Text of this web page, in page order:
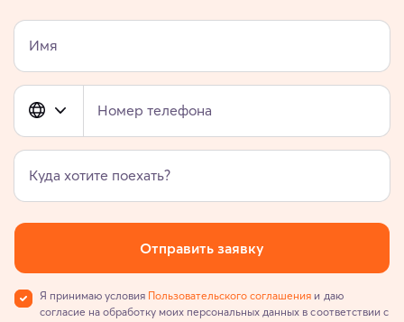
Имя
Номер телефона
Куда хотите поехать?
Отправить заявку
Я принимаю условия Пользовательского соглашения и даю
согласие на обработку моих персональных данных в соответствии с